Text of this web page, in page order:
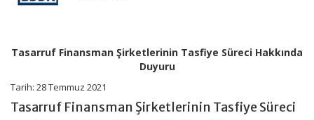
Tasarruf Finansman Şirketlerinin Tasfiye Süreci Hakkında
Duyuru
Tarih: 28 Temmuz 2021
Tasarruf Finansman Şirketlerinin Tasfiye Süreci